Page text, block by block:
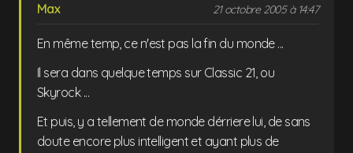
Max 21 octobre 2005 à 14:47
En même temp, ce n'est pas la fin du monde ...
Il sera dans quelque temps sur Classic 21, ou
Skyrock ...
Et puis, y a tellement de monde dérriere lui, de sans
doute encore plus intelligent et ayant plus de